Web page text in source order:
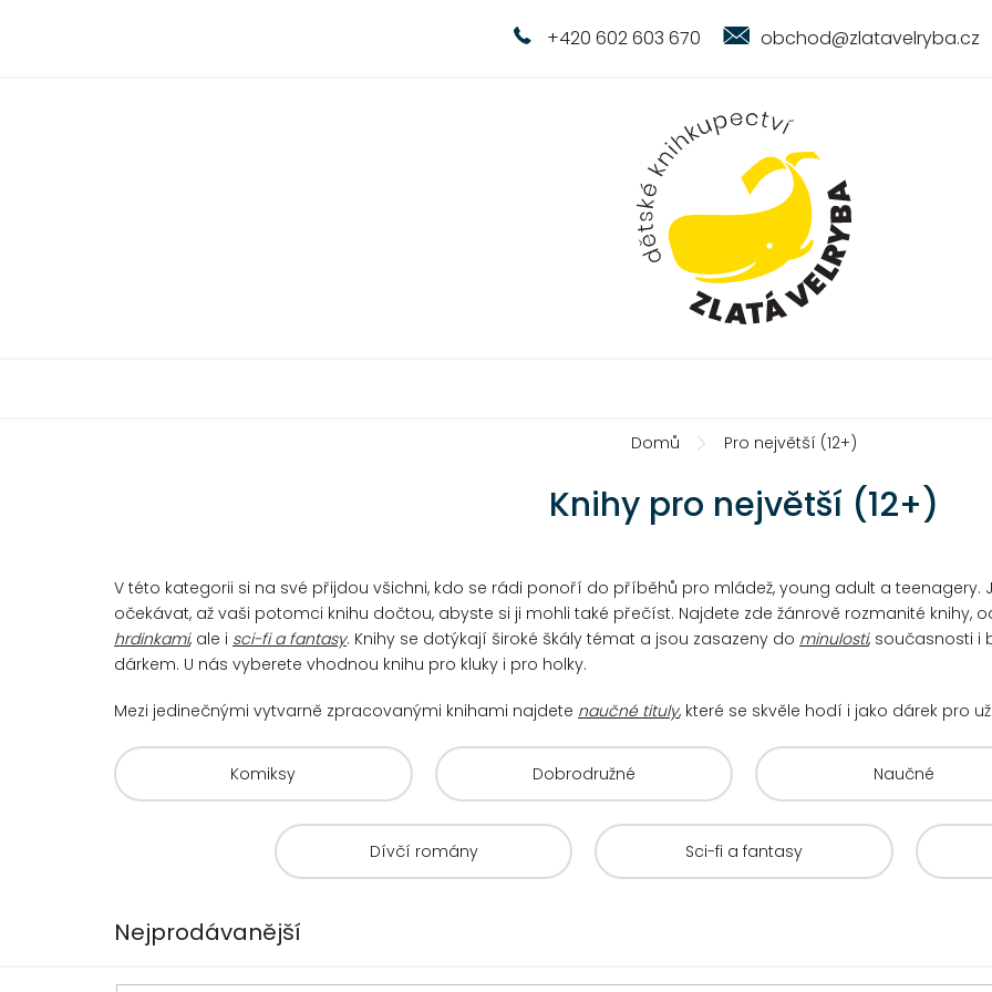
+420 602 603 670 obchod@zlatavelryba.cz
Domů Pro největší (12+)
Knihy pro největší (12+)
V této kategorii si na své přijdou všichni, kdo se rádi ponoří do příběhů pro mládež, young adult a
očekávat, až vaši potomci knihu dočtou, abyste si ji mohli také přečíst. Najdete zde žánrově rozmanité knihy,
hrdinkami, ale i sci-fi a fantasy. Knihy se dotýkají široké škály témat a jsou zasazeny do minulosti, současnosti i
dárkem. U nás vyberete vhodnou knihu pro kluky i pro holky.
Mezi jedinečnými vytvarně zpracovanými knihami najdete naučné tituly, které se skvěle hodí i jako dárek pro
Komiksy Dobrodružné Naučné
Dívčí romány Sci-fi a fantasy
Nejprodávanější